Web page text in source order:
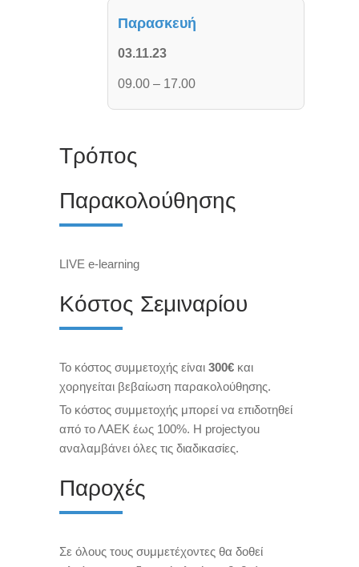
Παρασκευή
03.11.23
09.00 – 17.00
Τρόπος
Παρακολούθησης
L IVE e-learning
Κόστος Σεμιναρίου
Το κόστος συμμετοχής είναι 300€ και
χορηγείται βεβαίωση παρακολούθησης.
Το κόστος συμμετοχής μπορεί να επιδοτηθεί
από το ΛΑΕΚ έως 100%. Η projectyou
αναλαμβάνει όλες τις διαδικασίες.
Παροχές
Σε όλους τους συμμετέχοντες θα δοθεί